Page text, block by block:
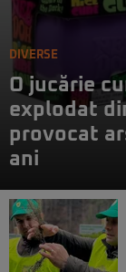
DIVERSE
O jucărie
explodat
provocat
ani